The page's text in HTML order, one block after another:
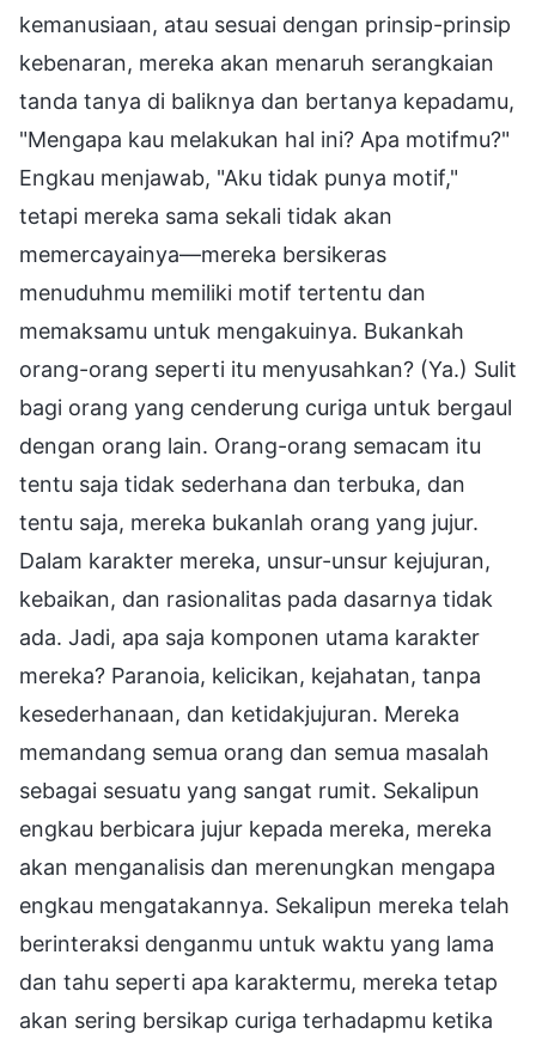
kemanusiaan, atau sesuai dengan prinsip-prinsip
kebenaran, mereka akan menaruh serangkaian
tanda tanya di baliknya dan bertanya kepadamu,
"Mengapa kau melakukan hal ini? Apa motifmu?"
Engkau menjawab, "Aku tidak punya motif,"
tetapi mereka sama sekali tidak akan
memercayainya—mereka bersikeras
menuduhmu memiliki motif tertentu dan
memaksamu untuk mengakuinya. Bukankah
orang-orang seperti itu menyusahkan? (Ya.) Sulit
bagi orang yang cenderung curiga untuk bergaul
dengan orang lain. Orang-orang semacam itu
tentu saja tidak sederhana dan terbuka, dan
tentu saja, mereka bukanlah orang yang jujur.
Dalam karakter mereka, unsur-unsur kejujuran,
kebaikan, dan rasionalitas pada dasarnya tidak
ada. Jadi, apa saja komponen utama karakter
mereka? Paranoia, kelicikan, kejahatan, tanpa
kesederhanaan, dan ketidakjujuran. Mereka
memandang semua orang dan semua masalah
sebagai sesuatu yang sangat rumit. Sekalipun
engkau berbicara jujur kepada mereka, mereka
akan menganalisis dan merenungkan mengapa
engkau mengatakannya. Sekalipun mereka telah
berinteraksi denganmu untuk waktu yang lama
dan tahu seperti apa karaktermu, mereka tetap
akan sering bersikap curiga terhadapmu ketika